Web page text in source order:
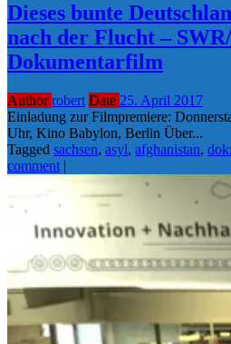
Dieses bunte
nach der Flucht –
Dokumentarfilm
Authorrobert Date 25. April 2017
Einladung zur Filmpremiere:
Uhr, Kino Babylon, Berlin Über...
Tagged sachsen, asyl, afghanistan,
comment |